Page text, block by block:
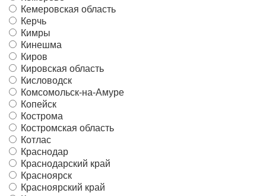
Кемеровская область
Керчь
Кимры
Кинешма
Киров
Кировская область
Кисловодск
Комсомольск-на-Амуре
Копейск
Кострома
Костромская область
Котлас
Краснодар
Краснодарский край
Красноярск
Красноярский край